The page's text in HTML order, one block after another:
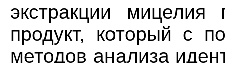
экстракции мицелия
продукт, который с
методов анализа